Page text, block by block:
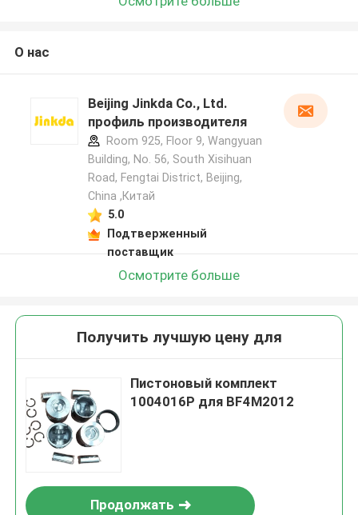
О нас
Beijing Jinkda Co., Ltd.
профиль производителя
Room 925, Floor 9, Wangyuan
Building, No. 56, South Xisihuan
Road, Fengtai District, Beijing,
China ,Китай
5.0
Подтверженный
поставщик
Осмотрите больше
Получить лучшую цену для
Пистоновый комплект
1004016P для BF4M2012
Продолжать